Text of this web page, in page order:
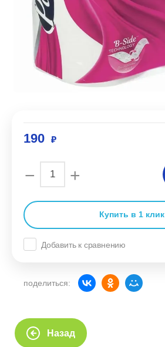
190
− +
Купить в 1 клик
Добавить к сравнению
поделиться:
Назад